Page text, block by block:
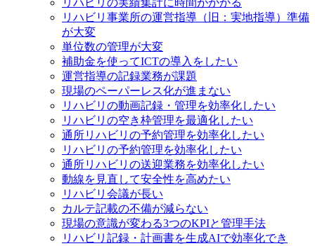
リハビリの実績集計に時間がかかる
リハビリ事業所の運営指導（旧：実地指導）準備
が大変
単位数の管理が大変
補助金を使ってICTの導入をしたい
運営指導の記録業務が課題
現場のペーパーレス化が進まない
リハビリの動画記録・管理を効率化したい
リハビリの空き枠管理を最適化したい
通所リハビリの予約管理を効率化したい
リハビリの予約管理を効率化したい
通所リハビリの送迎業務を効率化したい
動線を見直して安全性を高めたい
リハビリ会議が長い
カルテ記載の不備が減らない
現場の意識が変わる3つのKPIと管理手法
リハビリ記録・計画書を生成AIで効率化でき